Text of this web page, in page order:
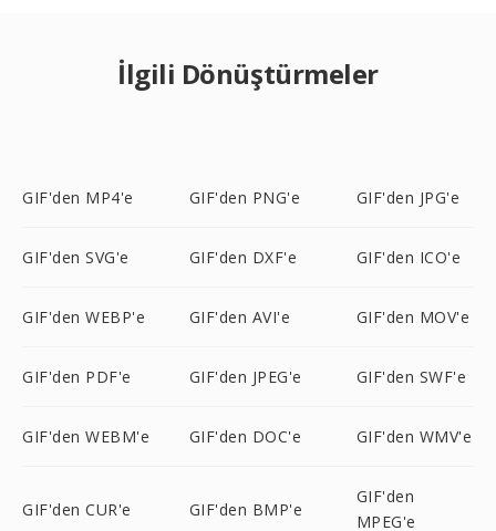
İlgili Dönüştürmeler
GIF'den MP4'e GIF'den PNG'e GIF'den JPG'e
GIF'den SVG'e GIF'den DXF'e GIF'den ICO'e
GIF'den WEBP'e GIF'den AVI'e GIF'den MOV'e
GIF'den PDF'e GIF'den JPEG'e GIF'den SWF'e
GIF'den WEBM'e GIF'den DOC'e GIF'den WMV'e
GIF'den CUR'e GIF'den BMP'e
GIF'den
MPEG'e